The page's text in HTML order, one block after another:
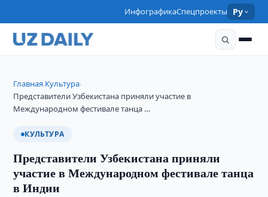
ИнфографикаСпецпроекты Ру
Главная›Культура›
Представители Узбекистана приняли участие в
Международном фестивале танца …
КУЛЬТУРА
Представители Узбекистана приняли
участие в Международном фестивале танца
в Индии